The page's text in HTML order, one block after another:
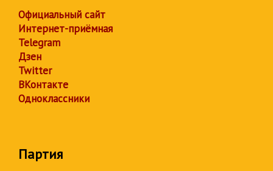
Официальный сайт
Интернет-приёмная
Telegram
Дзен
Twitter
ВКонтакте
Одноклассники
Партия